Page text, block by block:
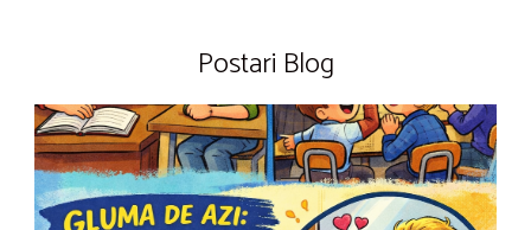
Postari Blog